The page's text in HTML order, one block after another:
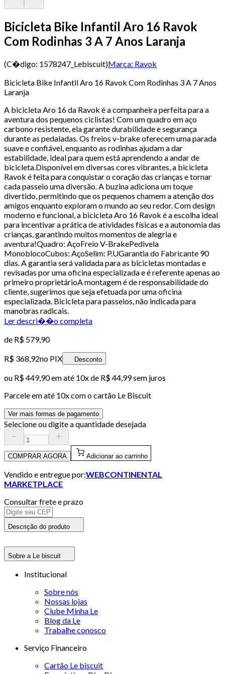
Bicicleta Bike Infantil Aro 16 Ravok
Com Rodinhas 3 A 7 Anos Laranja
(C�digo: 1578247_Lebiscuit)Marca: Ravok
Bicicleta Bike Infantil Aro 16 Ravok Com Rodinhas 3 A 7 Anos
Laranja
A bicicleta Aro 16 da Ravok é a companheira perfeita para a
aventura dos pequenos ciclistas! Com um quadro em aço
carbono resistente, ela garante durabilidade e segurança
durante as pedaladas. Os freios v-brake oferecem uma parada
suave e confiável, enquanto as rodinhas ajudam a dar
estabilidade, ideal para quem está aprendendo a andar de
bicicleta.Disponível em diversas cores vibrantes, a bicicleta
Ravok é feita para conquistar o coração das crianças e tornar
cada passeio uma diversão. A buzina adiciona um toque
divertido, permitindo que os pequenos chamem a atenção dos
amigos enquanto exploram o mundo ao seu redor. Com design
moderno e funcional, a bicicleta Aro 16 Ravok é a escolha ideal
para incentivar a prática de atividades físicas e a autonomia das
crianças, garantindo muitos momentos de alegria e
aventura!Quadro: AçoFreio V-BrakePedivela
MonoblocoCubos: AçoSelim: P.UGarantia do Fabricante 90
dias. A garantia será validada para as bicicletas montadas e
revisadas por uma oficina especializada e é referente apenas ao
primeiro proprietárioA montagem é de responsabilidade do
cliente, sugerimos que seja efetuada por uma oficina
especializada. Bicicleta para passeios, não indicada para
manobras radicais.
Ler descri��o completa
de R$ 579,90
R$ 368,92no PIX Desconto
ou R$ 449,90em até 10x de R$ 44,99 sem juros
Parcele em até 10x com o cartão Le Biscuit
Ver mais formas de pagamento
Selecione ou digite a quantidade desejada
COMPRAR AGORA Adicionar ao carrinho
Vendido e entregue por:WEBCONTINENTAL
MARKETPLACE
Consultar frete e prazo
Descrição do produto
Sobre a Le biscuit
Institucional
Sobre nós
Nossas lojas
Clube Minha Le
Blog da Le
Trabalhe conosco
Serviço Financeiro
Cartão Le biscuit